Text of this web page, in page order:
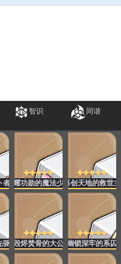
智识 同谐
者闪耀功勋的魔法少女再创天地的救世主
驱 毁烬焚骨的大公 幽锁深牢的系囚